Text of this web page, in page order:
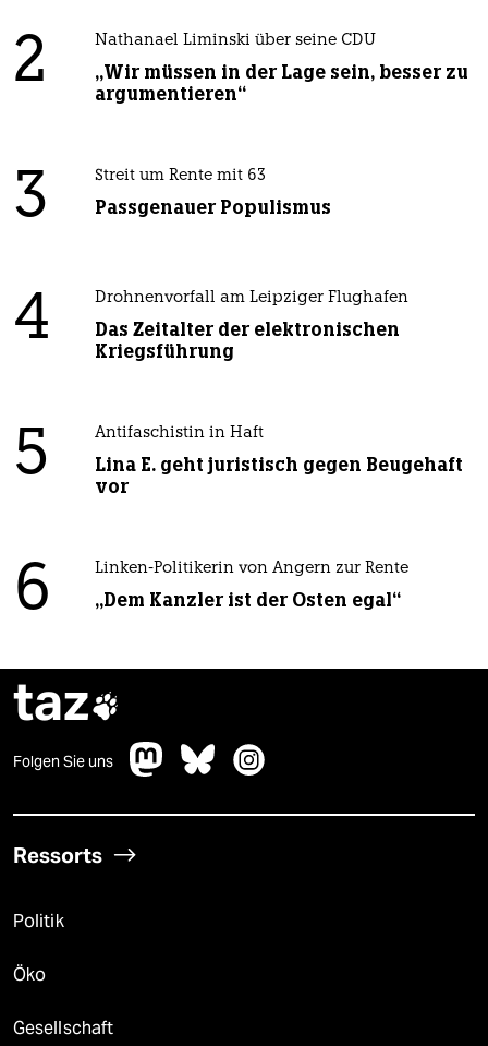
2 Nathanael Liminski über seine CDU
„Wir müssen in der Lage sein, besser zu
argumentieren“
3 Streit um Rente mit 63
Passgenauer Populismus
4 Drohnenvorfall am Leipziger Flughafen
Das Zeitalter der elektronischen
Kriegsführung
5 Antifaschistin in Haft
Lina E. geht juristisch gegen Beugehaft
vor
6 Linken-Politikerin von Angern zur Rente
„Dem Kanzler ist der Osten egal“
taz
Folgen Sie uns
Ressorts
Politik
Öko
Gesellschaft